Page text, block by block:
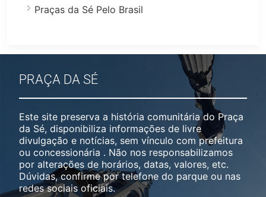
Praças da Sé Pelo Brasil
PRAÇA DA SÉ
Este site preserva a história comunitária do Praça
da Sé, disponibiliza informações de livre
divulgação e notícias, sem vínculo com prefeitura
ou concessionária . Não nos responsabilizamos
por alterações de horários, datas, valores, etc.
Dúvidas, confirme por telefone do parque ou nas
redes sociais oficiais.